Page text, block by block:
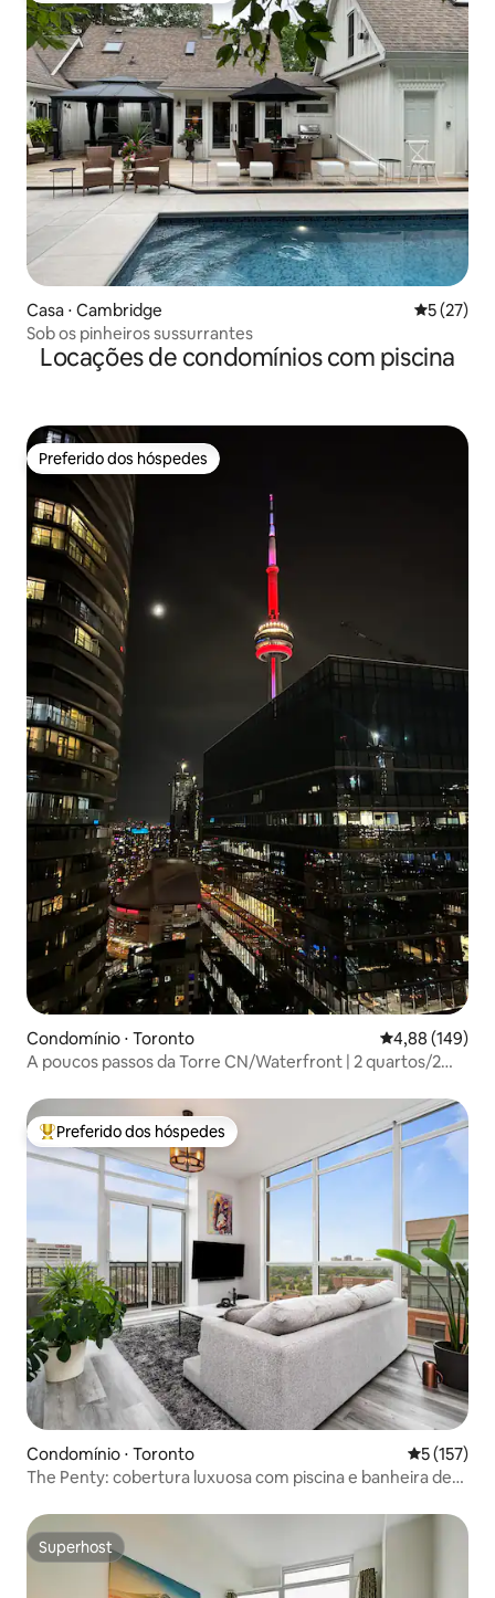
Casa ⋅ Cambridge 5 de uma
5 (27)
Sob os pinheiros sussurrantes
Locações de condomínios com piscina
Preferido dos hóspedes
Preferido dos hóspedes
Condomínio ⋅ Toronto 4,88 de uma
4,88 (149)
A poucos passos da Torre CN/Waterfront | 2 quartos/2
Entre os melhores preferidos dos hóspedes
Preferido dos hóspedes
Condomínio ⋅ Toronto 5 de uma
5 (157)
The Penty: cobertura luxuosa com piscina e banheira de
Superhost
Superhost